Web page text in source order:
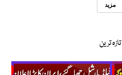
مزید
تازہ ترین